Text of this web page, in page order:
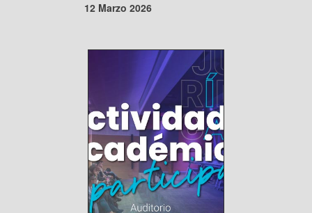
12 Marzo 2026